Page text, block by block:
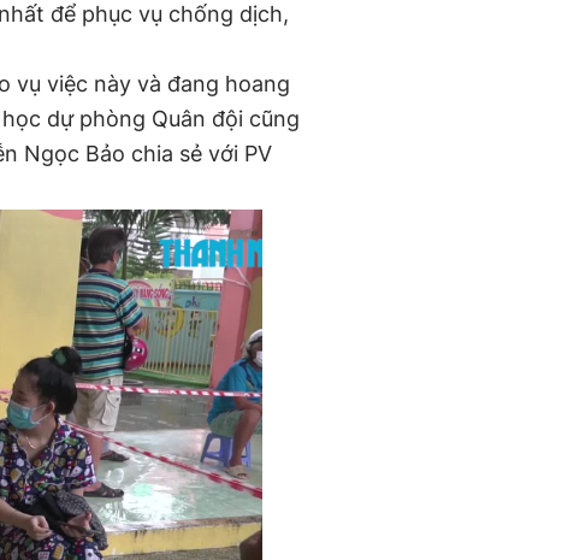
để phục vụ chống dịch,
vụ việc này và đang hoang
dự phòng Quân đội cũng
Ngọc Bảo chia sẻ với PV